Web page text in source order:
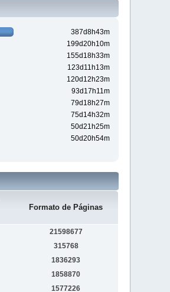
387d8h43m
199d20h10m
155d18h33m
123d11h13m
120d12h23m
93d17h11m
79d18h27m
75d14h32m
50d21h25m
50d20h54m
Formato de Páginas
21598677
315768
1836293
1858870
1577226